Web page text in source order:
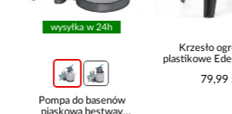
plastikowe Eden antracyt
79,99 zł
Deska
Jesion
178,99